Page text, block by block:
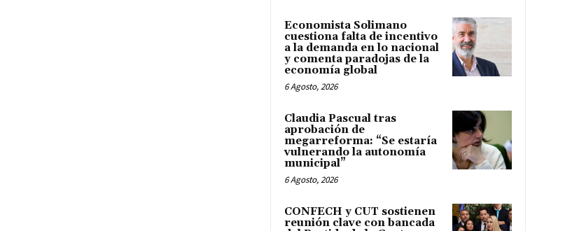
Economista Solimano
cuestiona falta de incentivo
a la demanda en lo nacional
y comenta paradojas de la
economía global
6 Agosto, 2026
Claudia Pascual tras
aprobación de
megarreforma: “Se estaría
vulnerando la autonomía
municipal”
6 Agosto, 2026
CONFECH y CUT sostienen
reunión clave con bancada